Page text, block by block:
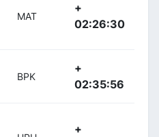
MAT
+
02:26:30
BPK
+
02:35:56
+